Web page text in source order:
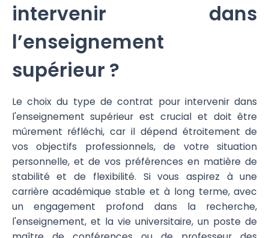
intervenir dans
l’enseignement
supérieur ?
Le choix du type de contrat pour intervenir dans
l'enseignement supérieur est crucial et doit être
mûrement réfléchi, car il dépend étroitement de
vos objectifs professionnels, de votre situation
personnelle, et de vos préférences en matière de
stabilité et de flexibilité. Si vous aspirez à une
carrière académique stable et à long terme, avec
un engagement profond dans la recherche,
l'enseignement, et la vie universitaire, un poste de